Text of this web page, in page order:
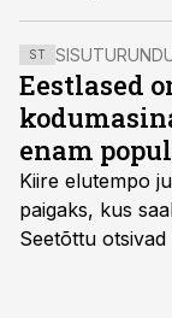
halvavad
justkui
ST
Eestlased
enam
Kiire elutempo
paigaks, kus
Seetõttu